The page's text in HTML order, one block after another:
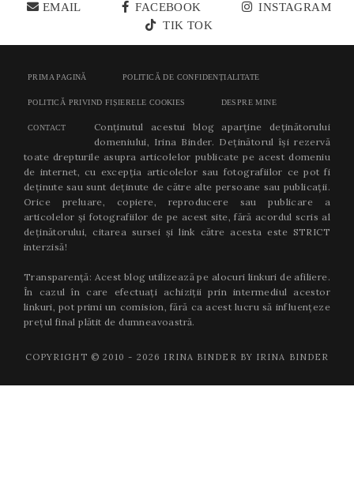
EMAIL FACEBOOK
INSTAGRAM
TIK TOK
PRIMA PAGINĂ POLITICĂ DE CONFIDENȚIALITATE
POLITICĂ PRIVIND FIȘIERELE COOKIES DESPRE MINE
CONTACT
Conținutul acestui blog aparține deținătorului
domeniului, Irina Binder. Deținătorul își rezervă
toate drepturile asupra articolelor publicate pe acest domeniu
de internet, cu excepția articolelor sau fotografiilor ce pot fi
deținute sau sunt deținute de către alte persoane sau publicații.
Orice preluare, copiere, reproducere sau publicare a
articolelor și fotografiilor de pe acest site, fără acordul scris al
deținătorului, citarea sursei și link către acesta este STRICT
interzisă!
Transparență: Acest blog utilizează pe alocuri linkuri de afiliere.
În cazul în care efectuați achiziții prin intermediul acestor
linkuri, pot primi un comision, fără ca acest lucru să influențeze
prețul final plătit de dumneavoastră.
COPYRIGHT © 2010 - 2026 IRINA BINDER BY IRINA BINDER